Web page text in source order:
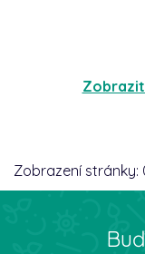
Zobrazení stránky: